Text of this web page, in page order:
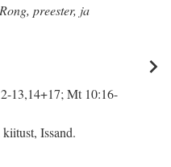
preester, ja
13,14+17; Mt 10:16-
Issand.